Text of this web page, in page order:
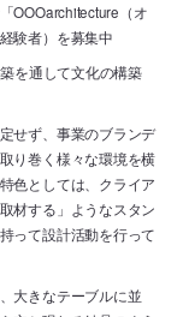
OOOarchitecture（オ
験者）を募集中
を通して文化の構築
せず、事業のブランデ
り巻く様々な環境を横
色としては、クライア
材する」ようなスタン
って設計活動を行って
大きなテーブルに並